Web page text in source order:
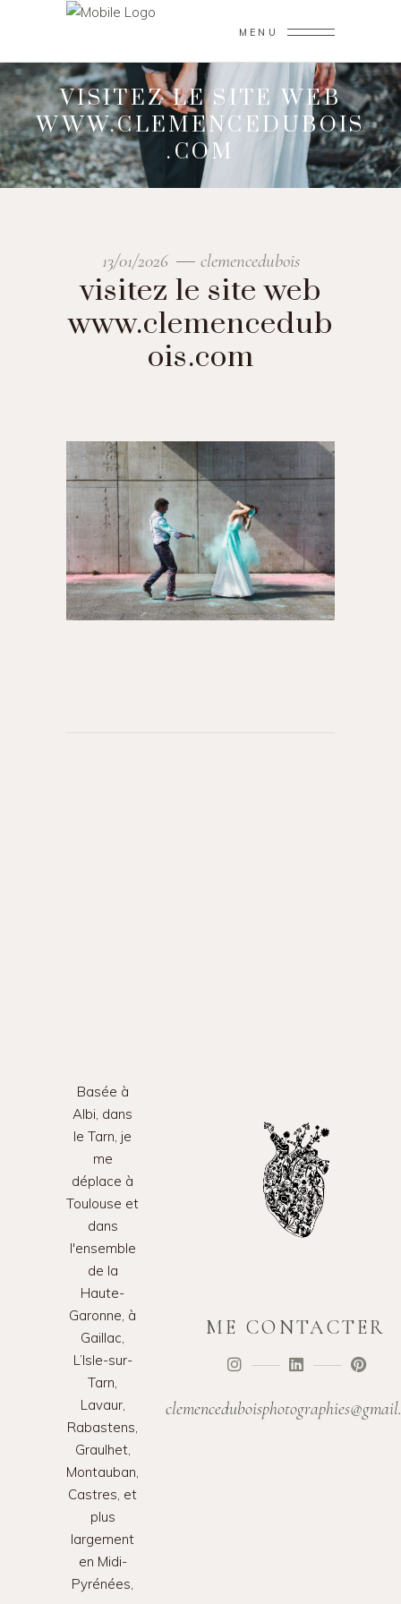
MENU
VISITEZ LE SITE WEB
WWW.CLEMENCEDUBOIS
.COM
13/01/2026 clemencedubois
visitez le site web
www.clemencedub
ois.com
Basée à
Albi, dans
le Tarn, je
me
déplace à
Toulouse et
dans
l'ensemble
de la
Haute-
Garonne, à
Gaillac,
L’Isle-sur-
Tarn,
Lavaur,
Rabastens,
Graulhet,
Montauban,
Castres, et
plus
largement
en Midi-
Pyrénées,
ME CONTACTER